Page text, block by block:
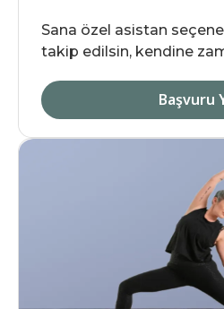
Sana özel asistan
takip edilsin, kendine
Başvuru